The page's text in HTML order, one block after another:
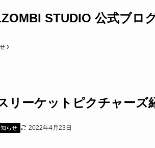
STUDIO 公式ブロ
リーケットピクチャーズ
知らせ 2022年4月23日